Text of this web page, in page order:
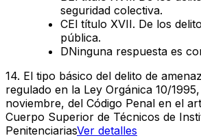
seguridad colectiva.
CEl título XVII. De los
pública.
DNinguna respuesta es
14. El tipo básico del delito de
regulado en la Ley Orgánica 10/
noviembre, del Código Penal en el
Cuerpo Superior de Técnicos de
PenitenciariasVer detalles